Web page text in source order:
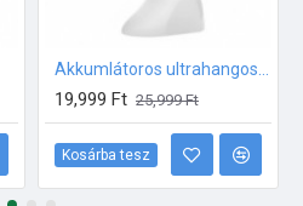
19,999 Ft 25,999 Ft
Kosárba tesz